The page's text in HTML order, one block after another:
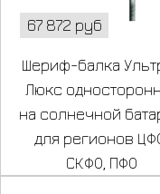
67 872 руб
Шериф-балка
Люкс
на солнечной
для регионов
СКФО, ПФО